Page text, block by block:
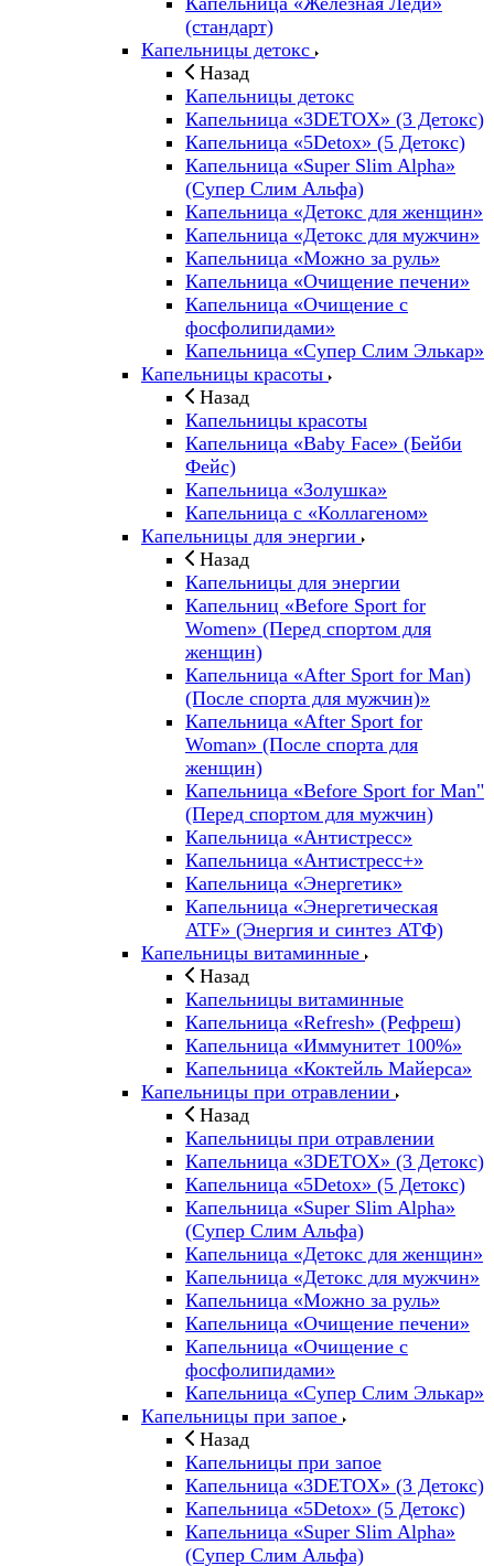
(стандарт)
Капельницы детокс
Назад
Капельницы детокс
Капельница «3DETOX» (3 Детокс)
Капельница «5Detox» (5 Детокс)
Капельница «Super Slim Alpha»
(Cупер Слим Альфа)
Капельница «Детокс для женщин»
Капельница «Детокс для мужчин»
Капельница «Можно за руль»
Капельница «Очищение печени»
Капельница «Очищение с
фосфолипидами»
Капельница «Супер Слим Элькар»
Капельницы красоты
Назад
Капельницы красоты
Капельница «Baby Face» (Бейби
Фейс)
Капельница «Золушка»
Капельница с «Коллагеном»
Капельницы для энергии
Назад
Капельницы для энергии
Капельниц «Before Sport for
Women» (Перед спортом для
женщин)
Капельница «After Sport for Man)
(После спорта для мужчин)»
Капельница «After Sport for
Woman» (После спорта для
женщин)
Капельница «Before Sport for Man"
(Перед спортом для мужчин)
Капельница «Антистресс»
Капельница «Антистресс+»
Капельница «Энергетик»
Капельница «Энергетическая
ATF» (Энергия и синтез АТФ)
Капельницы витаминные
Назад
Капельницы витаминные
Капельница «Refresh» (Рефреш)
Капельница «Иммунитет 100%»
Капельница «Коктейль Майерса»
Капельницы при отравлении
Назад
Капельницы при отравлении
Капельница «3DETOX» (3 Детокс)
Капельница «5Detox» (5 Детокс)
Капельница «Super Slim Alpha»
(Cупер Слим Альфа)
Капельница «Детокс для женщин»
Капельница «Детокс для мужчин»
Капельница «Можно за руль»
Капельница «Очищение печени»
Капельница «Очищение с
фосфолипидами»
Капельница «Супер Слим Элькар»
Капельницы при запое
Назад
Капельницы при запое
Капельница «3DETOX» (3 Детокс)
Капельница «5Detox» (5 Детокс)
Капельница «Super Slim Alpha»
(Cупер Слим Альфа)